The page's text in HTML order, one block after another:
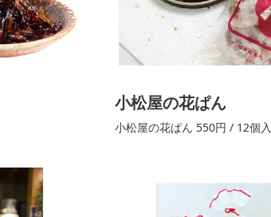
小松屋の花ぱん
小松屋の花ぱん 550円 / 12個入